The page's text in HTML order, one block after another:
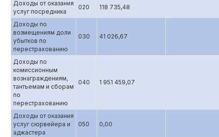
Доходы от оказания
услуг посредника
020 118 735,48
Доходы по
возмещениям доли
убытков по
перестрахованию
030 41 026,67
Доходы по
комиссионным
вознаграждениям,
тантьемам и сборам
по
перестрахованию
040 1 951 459,07
Доходы от оказания
услуг сюрвейера и
аджастера
050 0,00